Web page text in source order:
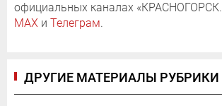
официальных каналах
MAX и Телеграм.
ДРУГИЕ МАТЕРИАЛЫ РУБРИКИ